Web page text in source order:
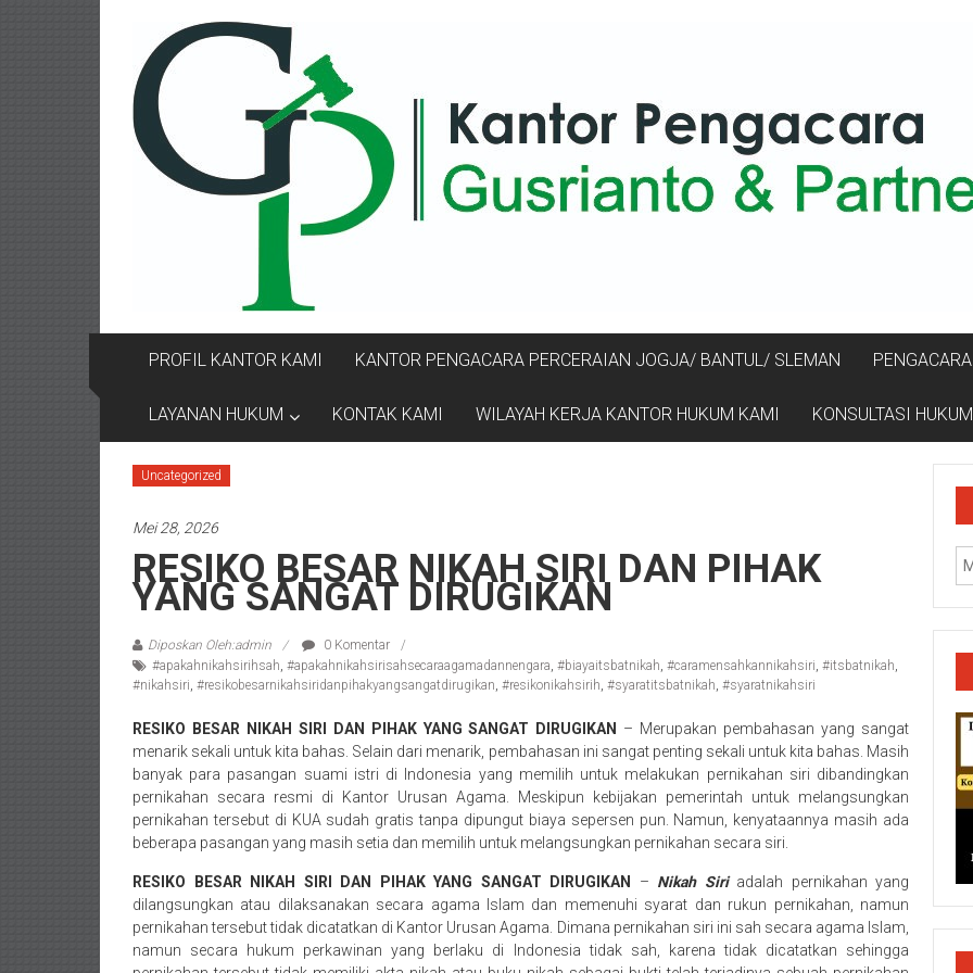
KANTOR
PENGACARA
GUSRIANTO
&
PARTNERS
/
Pengacara
Advokat
Hukum
Konsultan
Hukum
Pajak/
Mediator/
Mediasi/
Yogyakarta/Bantul/Sleman/Gunung
Kidul/Wonosari/Wates/Kulonprogo/
Yogyakarta/Jogja/
kalten/Solo/
Purwakarta,
Sukoharjo/
Semarang/
Batang/Brebes/
Purworejo,
Kebumen/Magelang/Temanggung/Mungkid/Demak/Cilacap/Boyolali/Grobogan/Jepara/Pati/Pekalongan/
Batu/
Blitar/Surabaya/Palembang/
PROFIL KANTOR KAMI KANTOR PENGACARA PERCERAIAN JOGJA/ BANTUL/ SLEMAN
LAYANAN HUKUM KONTAK KAMI WILAYAH KERJA KANTOR HUKUM KAMI KONSULTASI
Uncategorized
Mei 28, 2026
RESIKO BESAR NIKAH SIRI DAN PIHAK
YANG SANGAT DIRUGIKAN
Diposkan Oleh:admin
0 Komentar
#apakahnikahsirihsah, #apakahnikahsirisahsecaraagamadannengara, #biayaitsbatnikah, #caramensahkannikahsiri, #itsbatnikah,
#nikahsiri, #resikobesarnikahsiridanpihakyangsangatdirugikan, #resikonikahsirih, #syaratitsbatnikah, #syaratnikahsiri
RESIKO BESAR NIKAH SIRI DAN PIHAK YANG SANGAT DIRUGIKAN
– Merupakan pembahasan yang sangat
menarik sekali untuk kita bahas. Selain dari menarik, pembahasan ini sangat penting sekali untuk kita bahas. Masih
banyak para pasangan suami istri di Indonesia yang memilih untuk melakukan pernikahan siri dibandingkan
pernikahan secara resmi di Kantor Urusan Agama. Meskipun kebijakan pemerintah untuk melangsungkan
pernikahan tersebut di KUA sudah gratis tanpa dipungut biaya sepersen pun. Namun, kenyataannya masih ada
beberapa pasangan yang masih setia dan memilih untuk melangsungkan pernikahan secara siri.
RESIKO BESAR NIKAH SIRI DAN PIHAK YANG SANGAT DIRUGIKAN – Nikah Siriadalah pernikahan yang
dilangsungkan atau dilaksanakan secara agama Islam dan memenuhi syarat dan rukun pernikahan, namun
pernikahan tersebut tidak dicatatkan di Kantor Urusan Agama. Dimana pernikahan siri ini sah secara agama Islam,
namun secara hukum perkawinan yang berlaku di Indonesia tidak sah, karena tidak dicatatkan sehingga